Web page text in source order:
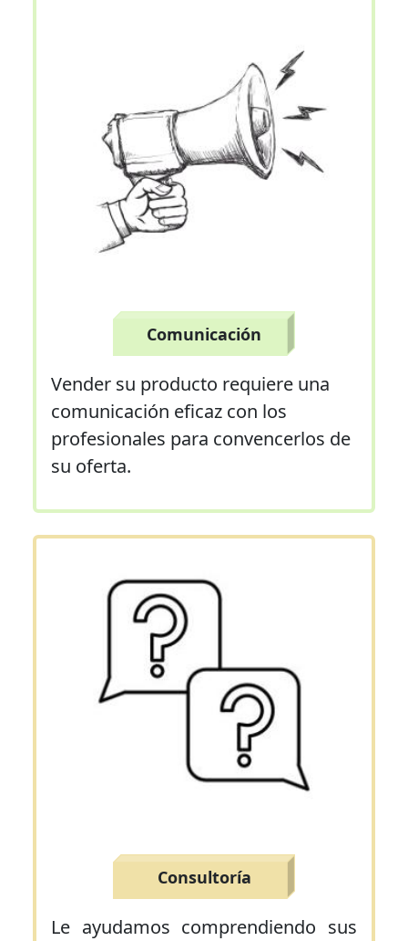
Comunicación
Vender su producto requiere una
comunicación eficaz con los
profesionales para convencerlos de
su oferta.
Consultoría
Le ayudamos comprendiendo sus